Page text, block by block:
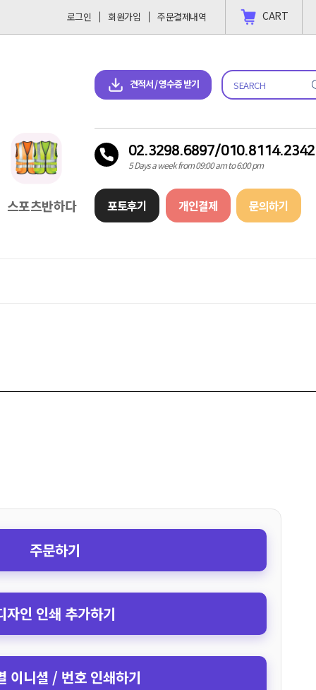
CART
로그인 회원가입 주문결제내역
견적서 / 영수증 받기
02.3298.6897/010.8114.2342
5 Days a week from 09:00 am to 6:00 pm
포토후기 개인결제 문의하기
견적서 & 영수증 다운로드
스포츠반하다
주문하기
자인 인쇄 추가하기
이니셜 / 번호 인쇄하기